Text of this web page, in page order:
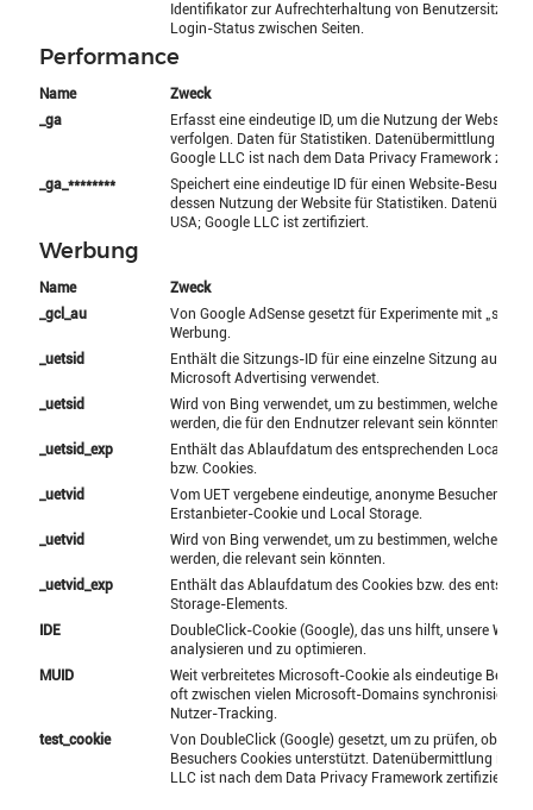
Identifikator zur Aufrechterhaltung von
Login-Status zwischen Seiten.
Performance
Name
Zweck
_ga
Erfasst eine eindeutige ID, um die Nutzung der Website
verfolgen. Daten für Statistiken. Datenübermittlung in
Google LLC ist nach dem Data Privacy Framework
_ga_********
Speichert eine eindeutige ID für einen Website-Besucher
dessen Nutzung der Website für Statistiken.
USA; Google LLC ist zertifiziert.
Werbung
Name
Zweck
_gcl_au
Von Google AdSense gesetzt für Experimente mit
Werbung.
_uetsid
Enthält die Sitzungs-ID für eine einzelne Sitzung auf der
Microsoft Advertising verwendet.
_uetsid
Wird von Bing verwendet, um zu bestimmen, welche
werden, die für den Endnutzer relevant sein könnten.
_uetsid_exp
Enthält das Ablaufdatum des entsprechenden Local-
bzw. Cookies.
_uetvid
Vom UET vergebene eindeutige, anonyme Besucher-ID.
Erstanbieter-Cookie und Local Storage.
_uetvid
Wird von Bing verwendet, um zu bestimmen, welche
werden, die relevant sein könnten.
_uetvid_exp
Enthält das Ablaufdatum des Cookies bzw. des
Storage-Elements.
IDE
DoubleClick-Cookie (Google), das uns hilft, unsere
analysieren und zu optimieren.
MUID
Weit verbreitetes Microsoft-Cookie als eindeutige
oft zwischen vielen Microsoft-Domains synchronisiert
Nutzer-Tracking.
test_cookie
Von DoubleClick (Google) gesetzt, um zu prüfen, ob der
Besuchers Cookies unterstützt. Datenübermittlung in die
LLC ist nach dem Data Privacy Framework zertifiziert.